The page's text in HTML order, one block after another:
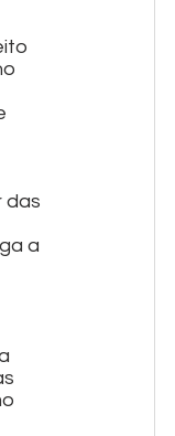
das
a